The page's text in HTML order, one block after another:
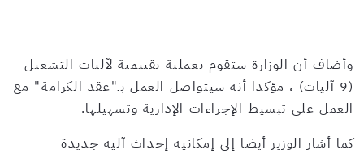
وأضاف أن الوزارة ستقوم بعملية تقييمية لآليات التشغيل
(9 آليات) ، مؤكدا أنه سيتواصل العمل بـ"عقد الكرامة" مع
العمل على تبسيط الإجراءات الإدارية وتسهيلها.
كما أشار الوزير أيضا إلى إمكانية إحداث آلية جديدة